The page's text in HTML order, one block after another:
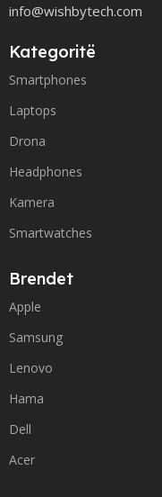
info@wishbytech.com
Kategoritë
Smartphones
Laptops
Drona
Headphones
Kamera
Smartwatches
Brendet
Apple
Samsung
Lenovo
Hama
Dell
Acer